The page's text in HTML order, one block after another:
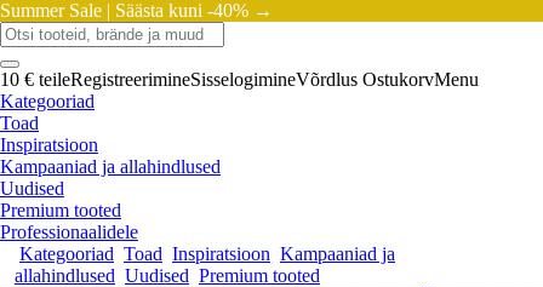
Summer Sale | Säästa kuni -40% →
10 € teileRegistreerimineSisselogimineVõrdlus OstukorvMenu
Kategooriad
Toad
Inspiratsioon
Kampaaniad ja allahindlused
Uudised
Premium tooted
Professionaalidele
Kategooriad Toad Inspiratsioon Kampaaniad ja
allahindlused Uudised Premium tooted